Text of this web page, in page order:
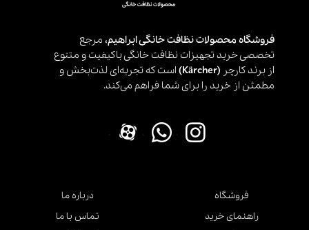
فروشگاه محصولات نظافت خانگی ابراهیم، مرجع
تخصصی خرید تجهیزات نظافت خانگی باکیفیت و متنوع
از برند کارچر (Kärcher)
است که تجربه‌ای لذت‌بخش و
مطمئن از خرید را برای شما فراهم می‌کند.
.
.
.
فروشگاه
راهنمای خرید
درباره ما
تماس با ما